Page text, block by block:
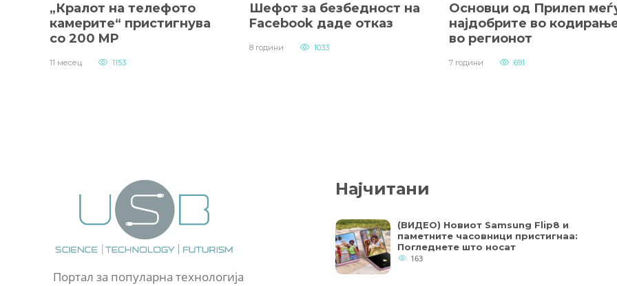
„Кралот на телефото
камерите“ пристигнува
со 200 MP
11 месец 1153
Шефот за безбедност на
Facebook даде отказ
8 години 1033
Основци од Прилеп
најдобрите во
во регионот
7 години 691
Портал за популарна технологија
Најчитани
(ВИДЕО) Новиот Samsung Flip8 и
паметните часовници пристигнаа:
Погледнете што носат
163